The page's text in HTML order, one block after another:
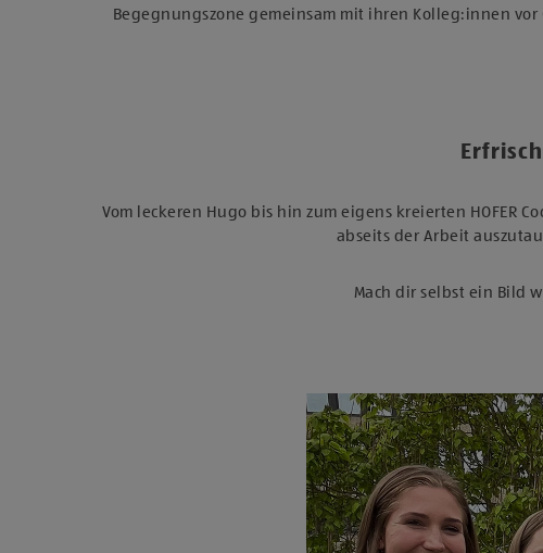
Begegnungszone gemeinsam mit ihren Kolleg:innen
Vom leckeren Hugo bis hin zum eigens kreierten HOFER
abseits der Arbeit
Mach dir selbst ein Bild